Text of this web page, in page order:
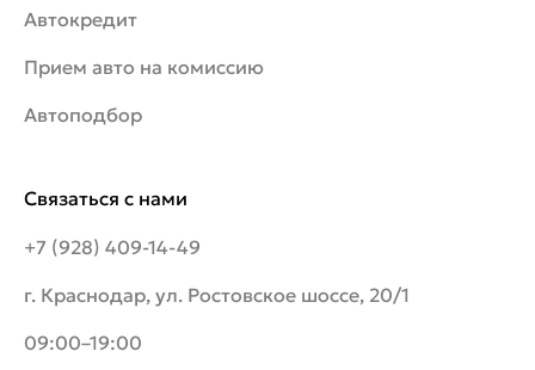
Связаться с нами
+7 (928) 409-14-49
г. Краснодар, ул. Ростовское шоссе, 20/1
09:00–19:00
Автокредит
Прием авто на комиссию
Автоподбор